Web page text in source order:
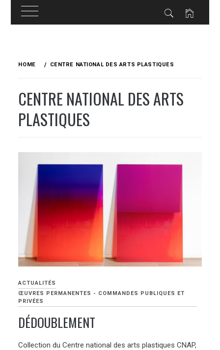
HOME CENTRE NATIONAL DES ARTS PLASTIQUES
CENTRE NATIONAL DES ARTS
PLASTIQUES
ACTUALITÉS
ŒUVRES PERMANENTES - COMMANDES PUBLIQUES ET
PRIVÉES
DÉDOUBLEMENT
Collection du Centre national des arts plastiques CNAP,